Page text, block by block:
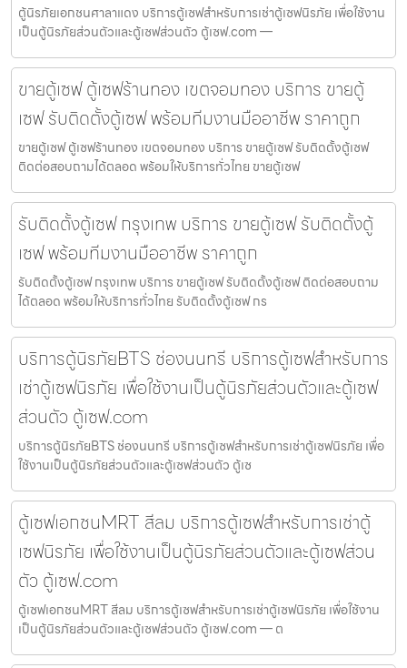
ตู้นิรภัยเอกชนศาลาแดง บริการตู้เซฟสำหรับการเช่าตู้เซฟนิรภัย เพื่อใช้งาน
เป็นตู้นิรภัยส่วนตัวและตู้เซฟส่วนตัว ตู้เซฟ.com —
ขายตู้เซฟ ตู้เซฟร้านทอง เขตจอมทอง บริการ ขายตู้
เซฟ รับติดตั้งตู้เซฟ พร้อมทีมงานมืออาชีพ ราคาถูก
ขายตู้เซฟ ตู้เซฟร้านทอง เขตจอมทอง บริการ ขายตู้เซฟ รับติดตั้งตู้เซฟ
ติดต่อสอบถามได้ตลอด พร้อมให้บริการทั่วไทย ขายตู้เซฟ
รับติดตั้งตู้เซฟ กรุงเทพ บริการ ขายตู้เซฟ รับติดตั้งตู้
เซฟ พร้อมทีมงานมืออาชีพ ราคาถูก
รับติดตั้งตู้เซฟ กรุงเทพ บริการ ขายตู้เซฟ รับติดตั้งตู้เซฟ ติดต่อสอบถาม
ได้ตลอด พร้อมให้บริการทั่วไทย รับติดตั้งตู้เซฟ กร
บริการตู้นิรภัยBTS ช่องนนทรี บริการตู้เซฟสำหรับการ
เช่าตู้เซฟนิรภัย เพื่อใช้งานเป็นตู้นิรภัยส่วนตัวและตู้เซฟ
ส่วนตัว ตู้เซฟ.com
บริการตู้นิรภัยBTS ช่องนนทรี บริการตู้เซฟสำหรับการเช่าตู้เซฟนิรภัย เพื่อ
ใช้งานเป็นตู้นิรภัยส่วนตัวและตู้เซฟส่วนตัว ตู้เซ
ตู้เซฟเอกชนMRT สีลม บริการตู้เซฟสำหรับการเช่าตู้
เซฟนิรภัย เพื่อใช้งานเป็นตู้นิรภัยส่วนตัวและตู้เซฟส่วน
ตัว ตู้เซฟ.com
ตู้เซฟเอกชนMRT สีลม บริการตู้เซฟสำหรับการเช่าตู้เซฟนิรภัย เพื่อใช้งาน
เป็นตู้นิรภัยส่วนตัวและตู้เซฟส่วนตัว ตู้เซฟ.com — ต